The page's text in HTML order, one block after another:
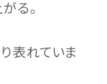
る。
表れていま